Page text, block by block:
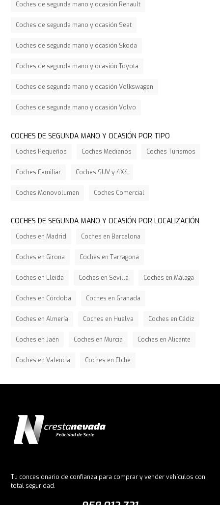
Coches de segunda mano y ocasión Renault
Coches de segunda mano y ocasión Seat
Coches de segunda mano y ocasión Skoda
Coches de segunda mano y ocasión Toyota
Coches de segunda mano y ocasión Volkswagen
Coches de segunda mano y ocasión Volvo
COCHES DE SEGUNDA MANO Y OCASIÓN POR TIPO
Coches Pequeños Coches Medianos Coches Turismos
Coches Familiar Coches SUV y 4X4
Coches Monovolumen Coches Comercial
COCHES DE SEGUNDA MANO Y OCASIÓN POR LOCALIZACIÓN
Coches en Madrid Coches en Barcelona
Coches en Girona Coches en Tarragona
Coches en Lleida Coches en Sevilla Coches en Málaga
Coches en Córdoba Coches en Granada
Coches en Almería Coches en Huelva Coches en Cádiz
Coches en Jaén Coches en Murcia Coches en Alicante
Coches en Valencia Coches en Elche
Tu concesionario de confianza para comprar y vender vehículos con
total seguridad.